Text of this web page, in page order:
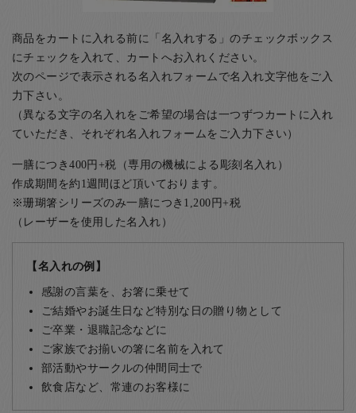
商品をカートに入れる前に「名入れする」のチェックボックス
にチェックを入れて、カートへお入れください。
次のページで表示される名入れフォームで名入れ文字他をご入
力下さい。
（異なる文字の名入れをご希望の場合は一つずつカートに入れ
ていただき、それぞれ名入れフォームをご入力下さい）
一膳につき400円+税（専用の機械による彫刻名入れ）
作成期間を約1週間ほど頂いております。
※珊瑚箸シリーズのみ一膳につき1,200円+税
（レーザーを使用した名入れ）
【名入れの例】
感謝の言葉を、お箸に乗せて
ご結婚やお誕生日など特別な日の贈り物として
ご卒業・退職記念などに
ご家族でお揃いの箸に名前を入れて
部活動やサークルの仲間同士で
飲食店など、常連のお客様に